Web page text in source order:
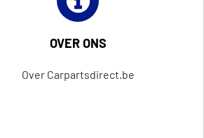
OVER ONS
Over Carpartsdirect.be